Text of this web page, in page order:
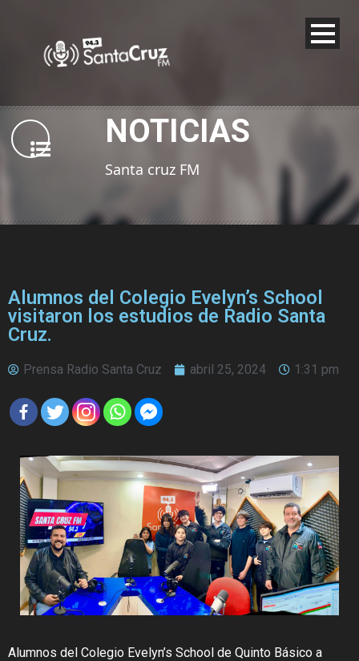
NOTICIAS
Santa cruz FM
Alumnos del Colegio Evelyn’s School
visitaron los estudios de Radio Santa
Cruz.
Prensa Radio Santa Cruz abril 25, 2024 1:31 pm
Alumnos del Colegio Evelyn’s School de Quinto Básico a